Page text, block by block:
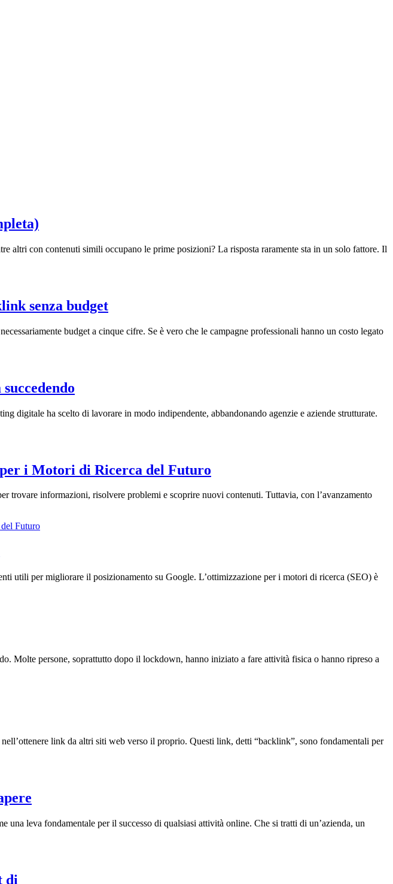
altri con contenuti simili occupano le prime posizioni? La risposta raramente sta in un solo fattore. Il
senza budget
budget a cinque cifre. Se è vero che le campagne professionali hanno un costo legato
digitale ha scelto di lavorare in modo indipendente, abbandonando agenzie e aziende strutturate.
i Motori di Ricerca del Futuro
trovare informazioni, risolvere problemi e scoprire nuovi contenuti. Tuttavia, con l’avanzamento
Futuro
utili per migliorare il posizionamento su Google. L’ottimizzazione per i motori di ricerca (SEO) è
Molte persone, soprattutto dopo il lockdown, hanno iniziato a fare attività fisica o hanno ripreso a
link da altri siti web verso il proprio. Questi link, detti “backlink”, sono fondamentali per
leva fondamentale per il successo di qualsiasi attività online. Che si tratti di un’azienda, un
di